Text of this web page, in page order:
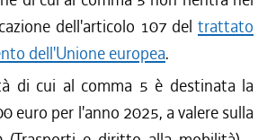
dell'articolo 107 del trattato
dell'Unione europea.
di cui al comma 5 è destinata la
euro per l'anno 2025, a valere sulla